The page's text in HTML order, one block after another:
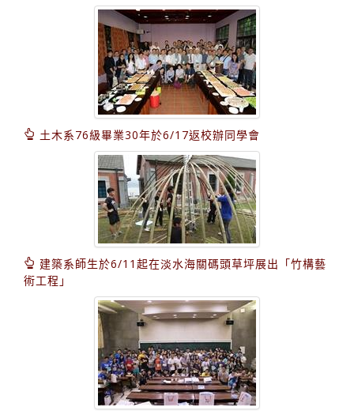
土木系76級畢業30年於6/17返校辦同學會
建築系師生於6/11起在淡水海關碼頭草坪展出「竹構藝
術工程」